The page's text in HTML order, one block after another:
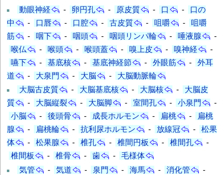
動眼神経
- 卵円孔 - 原皮質 - 口 -
口の
中
- 口唇 - 口腔 - 古皮質 - 咀嚼 -
咀嚼
筋
- 咽下 - 咽頭 - 咽頭リンパ輪 - 唾液腺
-
喉仏
- 喉頭 - 喉頭蓋 - 嗅上皮 - 嗅神経
-
嚥下
- 基底核 - 基底神経節 - 外眼筋 -
外耳
道
- 大泉門 - 大脳 -
大脳動脈輪
大脳古皮質
- 大脳基底核 - 大脳核 -
大脳皮
質
- 大脳縦裂 - 大脳脚 - 室間孔 - 小泉門
-
小脳
- 後頭骨 - 成長ホルモン - 扁桃 -
扁桃
腺
- 扁桃輪 - 抗利尿ホルモン - 放線冠 -
松果
体
- 松果腺 - 椎孔 - 椎間円板 - 椎間孔
-
椎間板
- 椎骨 - 歯 -
毛様体
気管
- 気道 - 泉門 - 海馬 - 消化管
-